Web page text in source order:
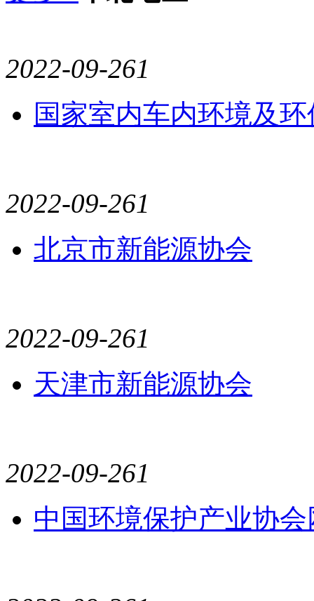
2022-09-261
国家室内车内环境及
2022-09-261
北京市新能源协会
2022-09-261
天津市新能源协会
2022-09-261
中国环境保护产业协会